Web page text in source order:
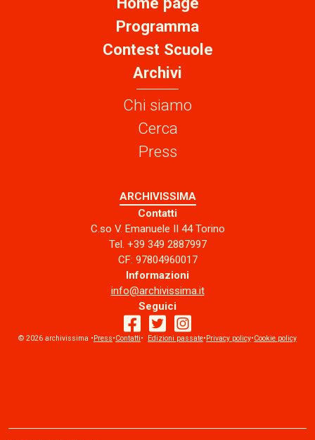
Programma
Contest Scuole
Archivi
Chi siamo
Cerca
Press
ARCHIVISSIMA
Contatti
C.so V. Emanuele II 44 Torino
Tel. +39 349 2887997
CF: 97804960017
Informazioni
info@archivissima.it
Seguici
facebook
twitterinstagram
© 2026 archivissima • Press•Contatti• Edizioni passate• Privacy policy•Cookie policy